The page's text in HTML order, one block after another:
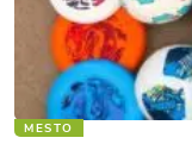
MESTO